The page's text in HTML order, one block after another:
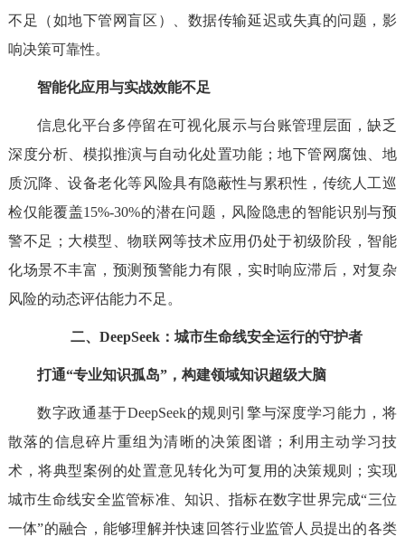
不足（如地下管网盲区）、数据传输延迟或失真的问题，影
响决策可靠性。
智能化应用与实战效能不足
信息化平台多停留在可视化展示与台账管理层面，缺乏
深度分析、模拟推演与自动化处置功能；地下管网腐蚀、地
质沉降、设备老化等风险具有隐蔽性与累积性，传统人工巡
检仅能覆盖15%-30%的潜在问题，风险隐患的智能识别与预
警不足；大模型、物联网等技术应用仍处于初级阶段，智能
化场景不丰富，预测预警能力有限，实时响应滞后，对复杂
风险的动态评估能力不足。
二、DeepSeek：城市生命线安全运行的守护者
打通“专业知识孤岛”，构建领域知识超级大脑
数字政通基于DeepSeek的规则引擎与深度学习能力，将
散落的信息碎片重组为清晰的决策图谱；利用主动学习技
术，将典型案例的处置意见转化为可复用的决策规则；实现
城市生命线安全监管标准、知识、指标在数字世界完成“三位
一体”的融合，能够理解并快速回答行业监管人员提出的各类